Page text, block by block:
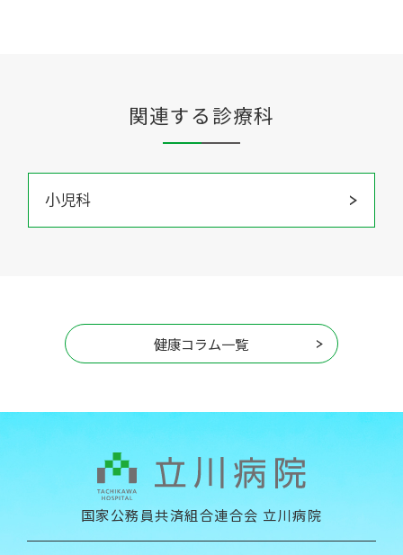
関連する診療科
小児科
健康コラム一覧
国家公務員共済組合連合会 立川病院